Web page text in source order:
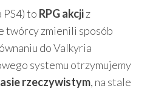
to RPG akcjiz
twórcy zmienili sposób
do Valkyria
systemu otrzymujemy
rzeczywistym, na stale